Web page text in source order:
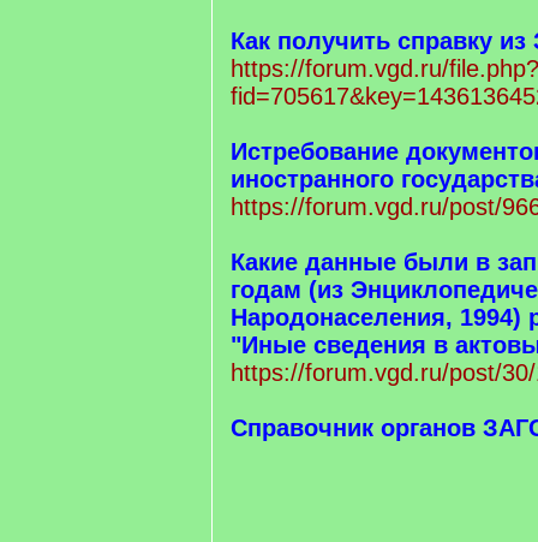
Как получить справку
https://forum.vgd.ru/file.php?
Истребование
иностранного
https://forum.vgd.ru/post/
Какие данные были в
годам (из
Народонаселения, 1994)
"Иные сведения в
https://forum.vgd.ru/post/
Справочник органов